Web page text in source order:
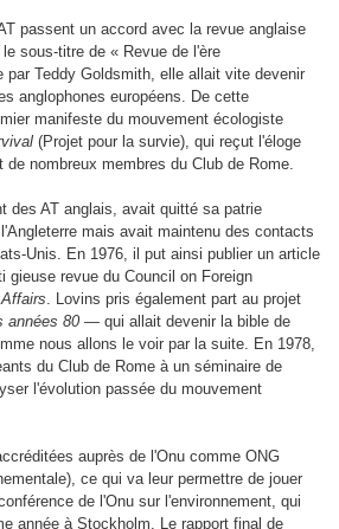
passent un accord avec la revue anglaise
sous-titre de « Revue de l'ère
par Teddy Goldsmith, elle allait vite devenir
anglophones européens. De cette
manifeste du mouvement écologiste
(Projet pour la survie), qui reçut l'éloge
nombreux membres du Club de Rome.
AT anglais, avait quitté sa patrie
mais avait maintenu des contacts
Unis. En 1976, il put ainsi publier un article
gieuse revue du Council on Foreign
. Lovins pris également part au projet
années 80 — qui allait devenir la bible de
nous allons le voir par la suite. En 1978,
du Club de Rome à un séminaire de
l'évolution passée du mouvement
auprès de l'Onu comme ONG
ce qui va leur permettre de jouer
de l'Onu sur l'environnement, qui
année à Stockholm. Le rapport final de